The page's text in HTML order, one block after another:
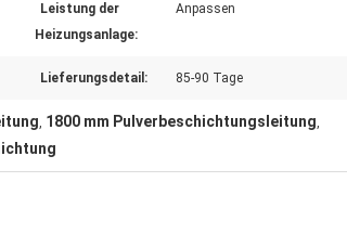
Leistung der
Heizungsanlage:
Anpassen
Lieferungsdetail: 85-90 Tage
, 1800 mm Pulverbeschichtungsleitung,